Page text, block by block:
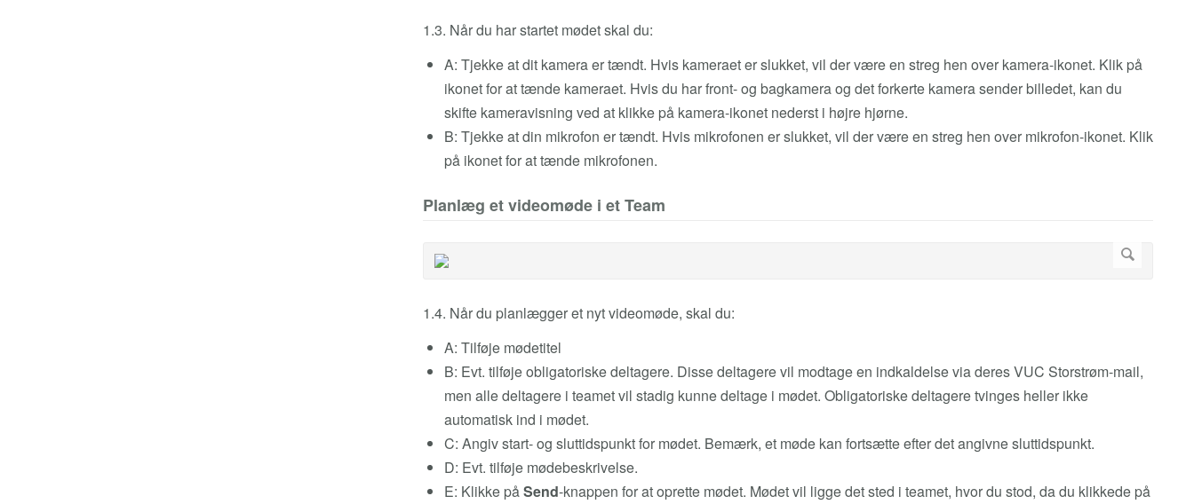
1.3. Når du har startet mødet skal du:
A: Tjekke at dit kamera er tændt. Hvis kameraet er slukket, vil der være en streg hen over kamera-ikonet. Klik på
ikonet for at tænde kameraet. Hvis du har front- og bagkamera og det forkerte kamera sender billedet, kan du
skifte kameravisning ved at klikke på kamera-ikonet nederst i højre hjørne.
B: Tjekke at din mikrofon er tændt. Hvis mikrofonen er slukket, vil der være en streg hen over mikrofon-ikonet. Klik
på ikonet for at tænde mikrofonen.
Planlæg et videomøde i et Team
1.4. Når du planlægger et nyt videomøde, skal du:
A: Tilføje mødetitel
B: Evt. tilføje obligatoriske deltagere. Disse deltagere vil modtage en indkaldelse via deres VUC Storstrøm-mail,
men alle deltagere i teamet vil stadig kunne deltage i mødet. Obligatoriske deltagere tvinges heller ikke
automatisk ind i mødet.
C: Angiv start- og sluttidspunkt for mødet. Bemærk, et møde kan fortsætte efter det angivne sluttidspunkt.
D: Evt. tilføje mødebeskrivelse.
E: Klikke påSend-knappen for at oprette mødet. Mødet vil ligge det sted i teamet, hvor du stod, da du klikkede på